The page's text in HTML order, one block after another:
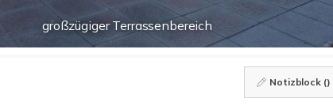
großzügiger Terrassenbereich
Notizblock ()